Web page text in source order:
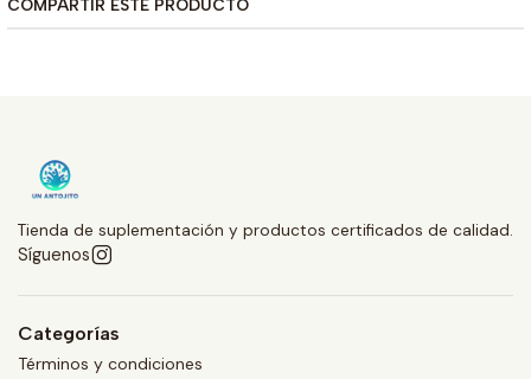
COMPARTIR ESTE PRODUCTO
Tienda de suplementación y productos certificados de calidad.
Síguenos
Categorías
Términos y condiciones